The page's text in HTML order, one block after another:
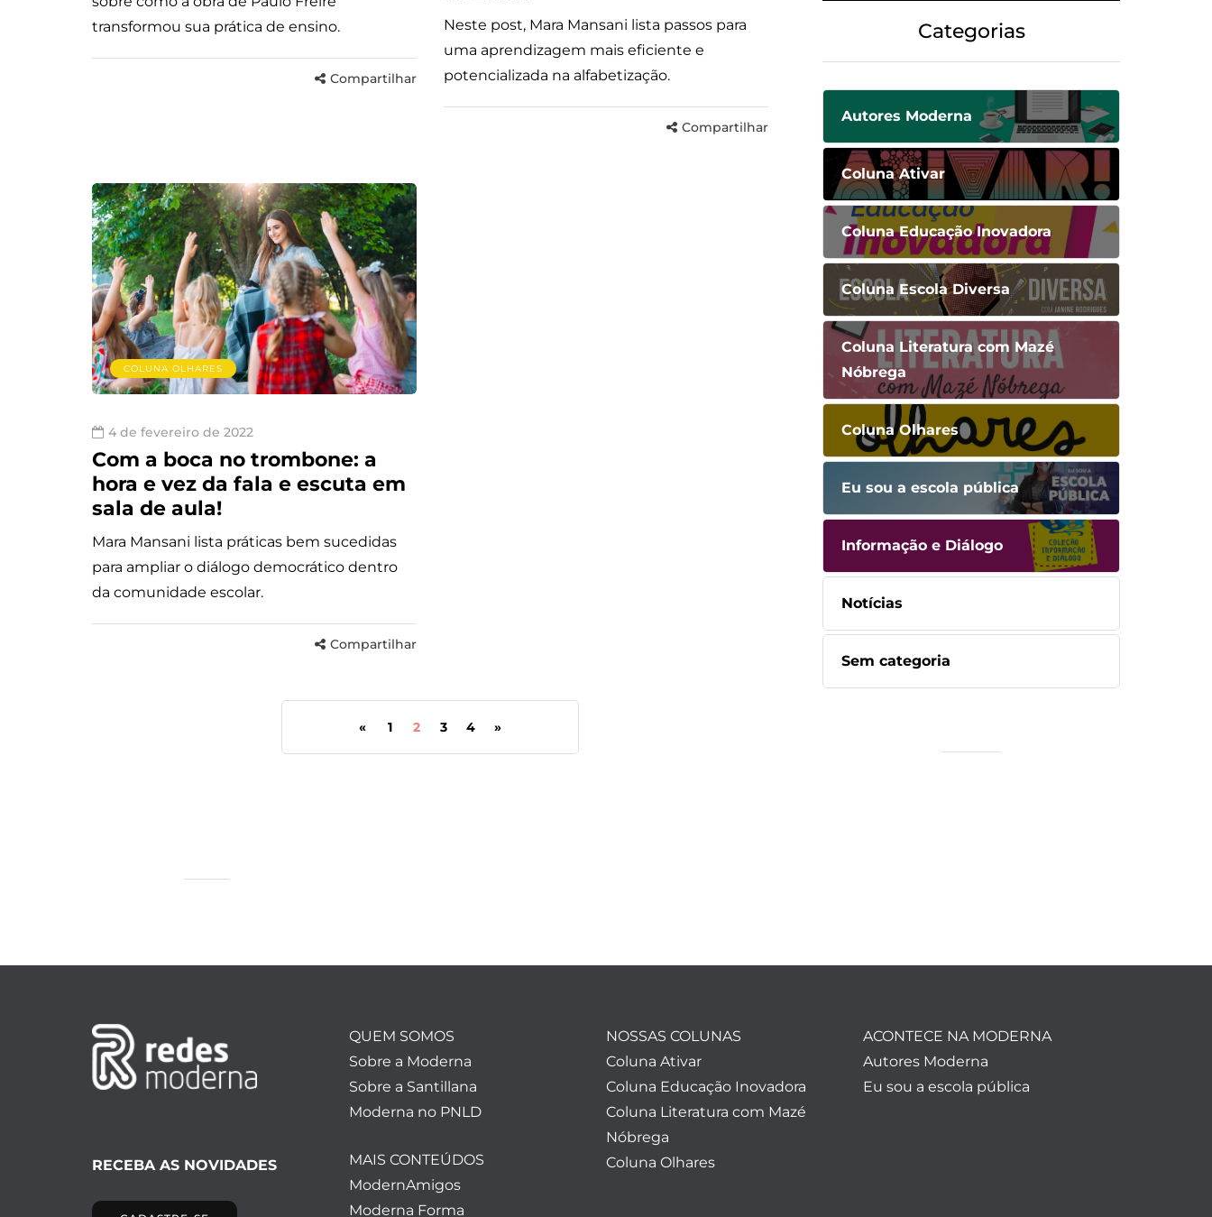
transformou sua prática de ensino.
Compartilhar
Neste post, Mara Mansani lista passos para
uma aprendizagem mais eficiente e
potencializada na alfabetização.
Compartilhar
COLUNA OLHARES
4 de fevereiro de 2022
Com a boca no trombone: a
hora e vez da fala e escuta em
sala de aula!
Mara Mansani lista práticas bem sucedidas
para ampliar o diálogo democrático dentro
da comunidade escolar.
Compartilhar
« 1 2 3 4 »
Categorias
Autores Moderna
Coluna Ativar
Coluna Educação Inovadora
Coluna Escola Diversa
Coluna Literatura com Mazé
Nóbrega
Coluna Olhares
Eu sou a escola pública
Informação e Diálogo
Notícias
Sem categoria
RECEBA AS NOVIDADES
QUEM SOMOS
Sobre a Moderna
Sobre a Santillana
Moderna no PNLD
MAIS CONTEÚDOS
ModernAmigos
Moderna Forma
NOSSAS COLUNAS
Coluna Ativar
Coluna Educação Inovadora
Coluna Literatura com Mazé
Nóbrega
Coluna Olhares
ACONTECE NA MODERNA
Autores Moderna
Eu sou a escola pública